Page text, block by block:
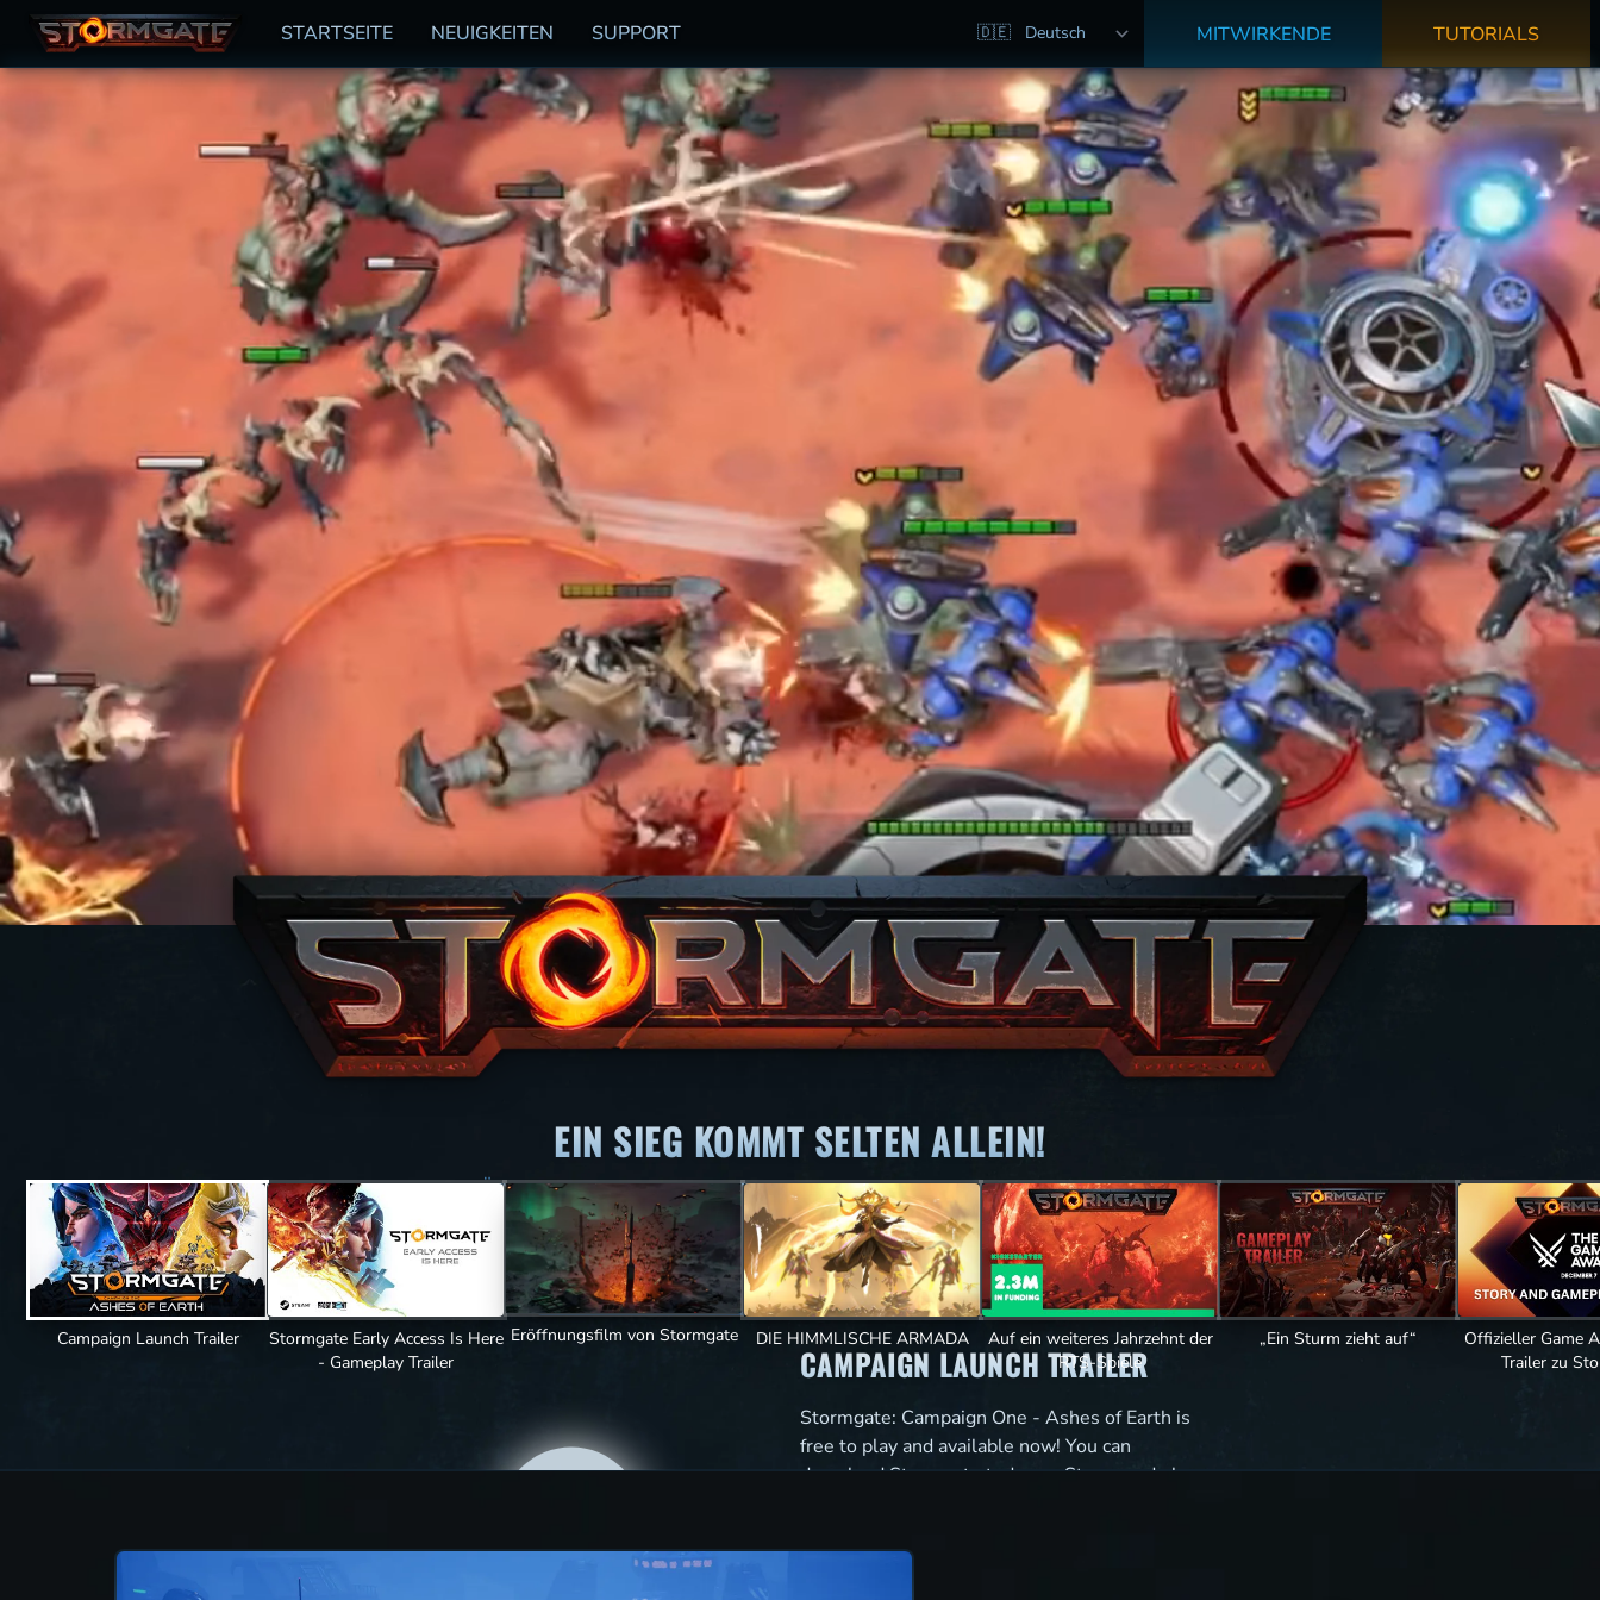
STARTSEITE NEUIGKEITEN SUPPORT MITWIRKENDE TUTORIALS
EIN SIEG KOMMT SELTEN ALLEIN!
FÜR PC ⋅ KAMPAGNE ⋅ 1-GEGEN-1 ⋅ 3P-KOOP ⋅ EDITOR ⋅ FREE-TO-PLAY
JETZT SPIELEN EARLY-ACCESS-PAKETE
CAMPAIGN LAUNCH TRAILER
Stormgate: Campaign One - Ashes of Earth is
free to play and available now! You can
download Stormgate today on Steam and play
first three campaign missions for free. The full
Campaign Launch Trailer
Stormgate Early Access Is Here
- Gameplay Trailer
Eröffnungsfilm von Stormgate DIE HIMMLISCHE ARMADA
Auf ein weiteres Jahrzehnt der
RTS-Spiele
„Ein Sturm zieht auf“
Offizieller Game
Trailer zu